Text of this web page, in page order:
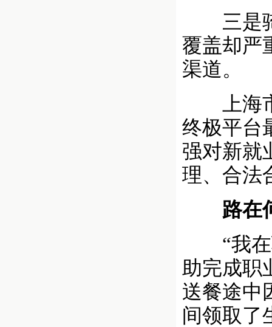
三是骑
覆盖却严
渠道。
上海市
终极平台
强对新就
理、合法
路在
“我在
助完成职
送餐途中
间领取了